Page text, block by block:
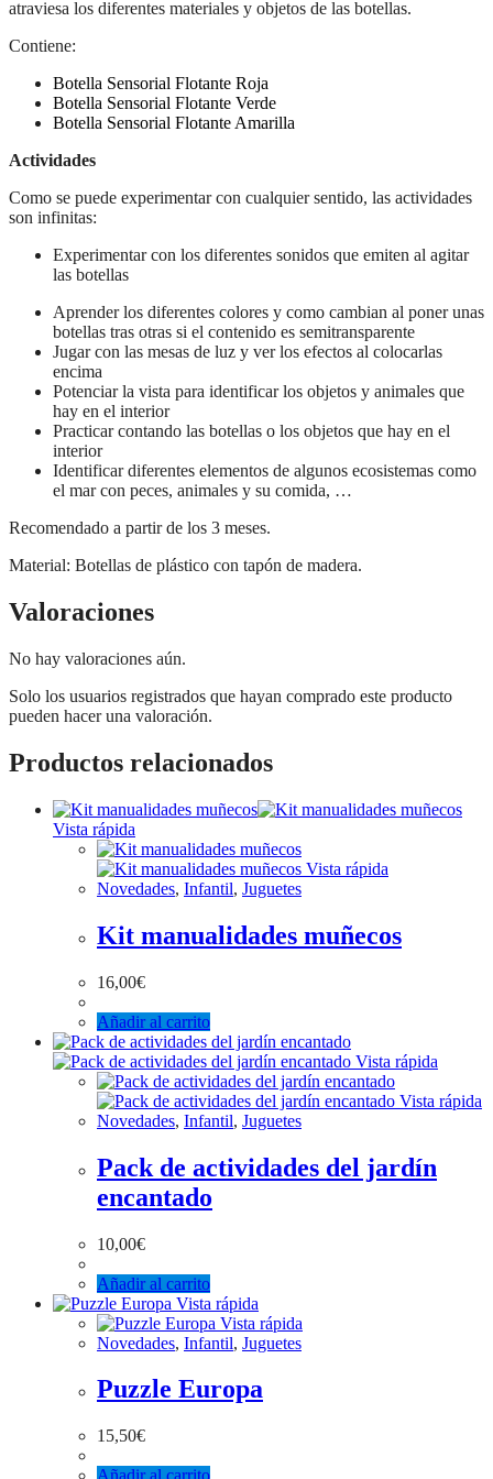
atraviesa los diferentes materiales y objetos de las botellas.
Contiene:
Botella Sensorial Flotante Roja
Botella Sensorial Flotante Verde
Botella Sensorial Flotante Amarilla
Actividades
Como se puede experimentar con cualquier sentido, las actividades
son infinitas:
Experimentar con los diferentes sonidos que emiten al agitar
las botellas
Aprender los diferentes colores y como cambian al poner unas
botellas tras otras si el contenido es semitransparente
Jugar con las mesas de luz y ver los efectos al colocarlas
encima
Potenciar la vista para identificar los objetos y animales que
hay en el interior
Practicar contando las botellas o los objetos que hay en el
interior
Identificar diferentes elementos de algunos ecosistemas como
el mar con peces, animales y su comida, …
Recomendado a partir de los 3 meses.
Material: Botellas de plástico con tapón de madera.
Valoraciones
No hay valoraciones aún.
Solo los usuarios registrados que hayan comprado este producto
pueden hacer una valoración.
Productos relacionados
Vista rápida
Vista rápida
Novedades, Infantil, Juguetes
Kit manualidades muñecos
16,00€
Añadir al carrito
Vista rápida
Vista rápida
Novedades, Infantil, Juguetes
Pack de actividades del jardín
encantado
10,00€
Añadir al carrito
Vista rápida
Vista rápida
Novedades, Infantil, Juguetes
Puzzle Europa
15,50€